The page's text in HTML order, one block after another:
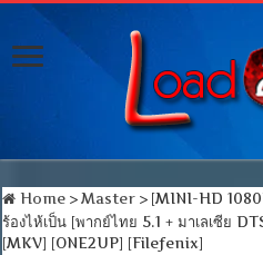
Home > Master > [MINI-HD
ร้องไห้เป็น [พากย์ไทย 5.1 + มาเลเซีย
[MKV] [ONE2UP] [Filefenix]